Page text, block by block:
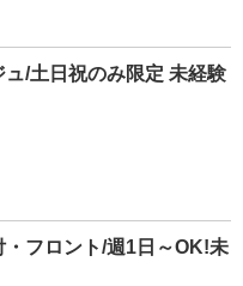
/土日祝のみ限定 未経験
フロント/週1日～OK!未